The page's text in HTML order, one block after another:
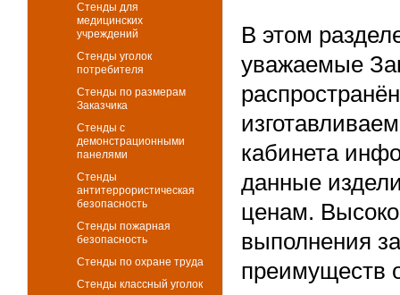
Стенды для
медицинских
учреждений
Стенды уголок
потребителя
Стенды по размерам
Заказчика
Стенды с
демонстрационными
панелями
Стенды
антитеррористическая
безопасность
Стенды пожарная
безопасность
Стенды по охране труда
Стенды классный уголок
В этом
уважаемые
кабинета
данные
ценам.
выполнения
преимуществ